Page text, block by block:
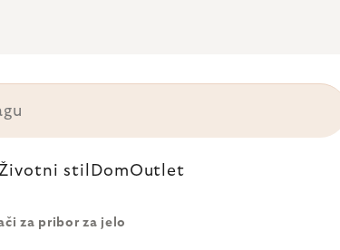
stil DomOutlet
za pribor za jelo